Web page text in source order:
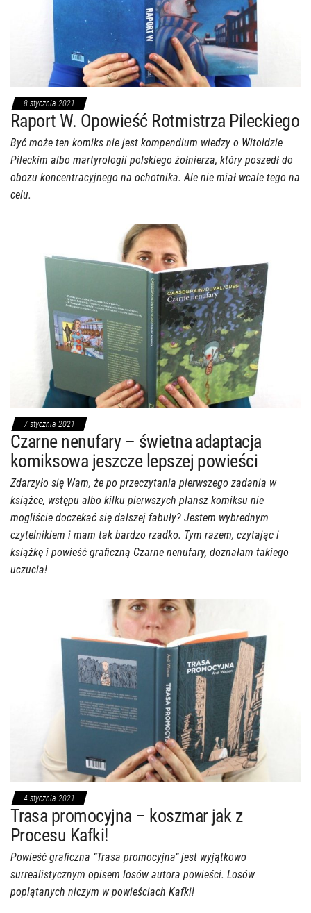
8 stycznia 2021
Raport W. Opowieść Rotmistrza Pileckiego
Być może ten komiks nie jest kompendium wiedzy o Witoldzie
Pileckim albo martyrologii polskiego żołnierza, który poszedł do
obozu koncentracyjnego na ochotnika. Ale nie miał wcale tego na
celu.
7 stycznia 2021
Czarne nenufary – świetna adaptacja
komiksowa jeszcze lepszej powieści
Zdarzyło się Wam, że po przeczytania pierwszego zadania w
książce, wstępu albo kilku pierwszych plansz komiksu nie
mogliście doczekać się dalszej fabuły? Jestem wybrednym
czytelnikiem i mam tak bardzo rzadko. Tym razem, czytając i
książkę i powieść graficzną Czarne nenufary, doznałam takiego
uczucia!
4 stycznia 2021
Trasa promocyjna – koszmar jak z
Procesu Kafki!
Powieść graficzna “Trasa promocyjna” jest wyjątkowo
surrealistycznym opisem losów autora powieści. Losów
poplątanych niczym w powieściach Kafki!